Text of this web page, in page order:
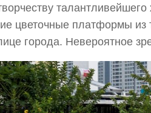
талантливейшего
цветочные платформы из
города. Невероятное